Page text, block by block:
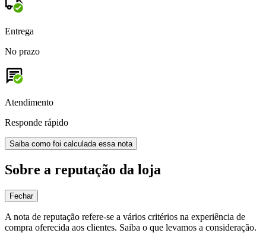
Entrega
No prazo
Atendimento
Responde rápido
Saiba como foi calculada essa nota
Sobre a reputação da loja
Fechar
A nota de reputação refere-se a vários critérios na experiência de
compra oferecida aos clientes. Saiba o que levamos a consideração.